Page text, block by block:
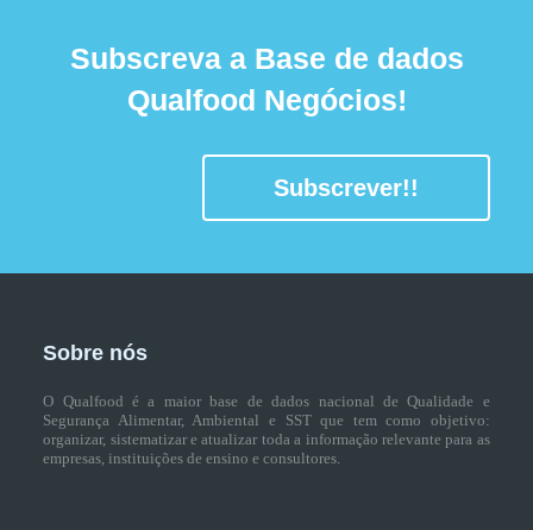
Subscreva a Base de dados
Qualfood Negócios!
Subscrever!!
Sobre nós
O Qualfood é a maior base de dados nacional de Qualidade e
Segurança Alimentar, Ambiental e SST que tem como objetivo:
organizar, sistematizar e atualizar toda a informação relevante para as
empresas, instituições de ensino e consultores.